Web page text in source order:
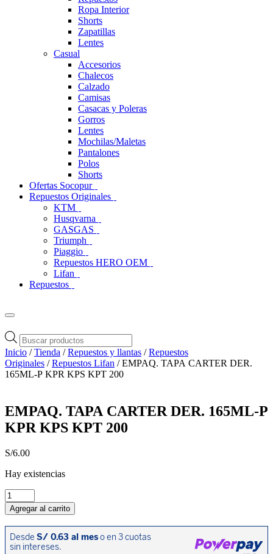
Ropa Interior
Shorts
Zapatillas
Lentes
Casual
Accesorios
Chalecos
Calzado
Camisas
Casacas y Poleras
Gorros
Lentes
Mochilas/Maletas
Pantalones
Polos
Shorts
Ofertas Socopur
Repuestos Originales
KTM
Husqvarna
GASGAS
Triumph
Piaggio
Repuestos HERO OEM
Lifan
Repuestos
Búsqueda
de
productos
Inicio /Tienda /Repuestos y llantas /Repuestos
Originales /Repuestos Lifan / EMPAQ. TAPA CARTER DER.
165ML-P KPR KPS KPT 200
EMPAQ. TAPA CARTER DER. 165ML-P
KPR KPS KPT 200
S/6.00
Hay existencias
EMPAQ.
TAPA
CARTER
DER.
165ML-
Agregar al carrito